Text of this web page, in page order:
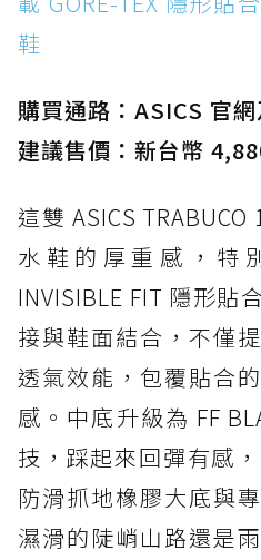
鞋
購買通路：ASICS 官
建議售價：新台幣
這雙 ASICS
水鞋的厚重感，特
INVISIBLE FIT 隱形貼
接與鞋面結合，不僅
透氣效能，包覆貼合
感。中底升級為 FF
技，踩起來回彈有感
防滑抓地橡膠大底與
濕滑的陡峭山路還是